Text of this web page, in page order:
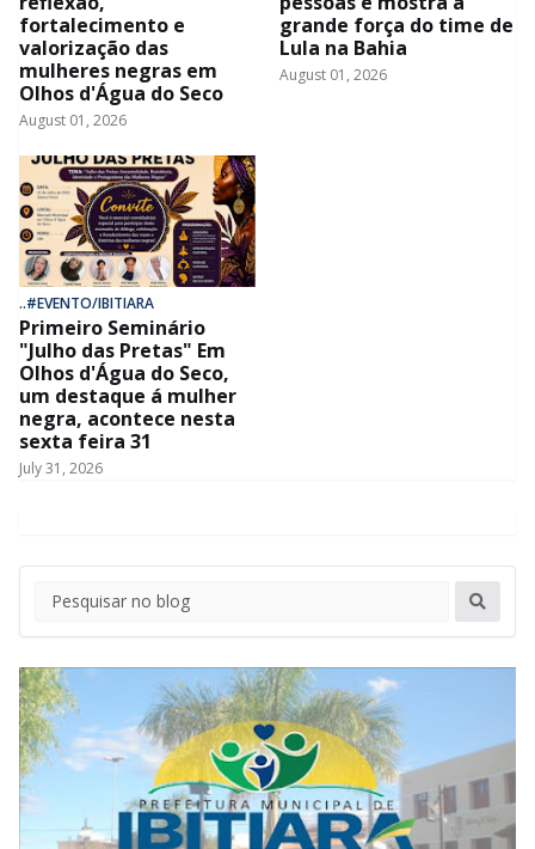
fortalecimento e
valorização das
mulheres negras em
Olhos d'Água do Seco
August 01, 2026
grande força do time de
Lula na Bahia
August 01, 2026
..#EVENTO/IBITIARA
Primeiro Seminário
"Julho das Pretas" Em
Olhos d'Água do Seco,
um destaque á mulher
negra, acontece nesta
sexta feira 31
July 31, 2026